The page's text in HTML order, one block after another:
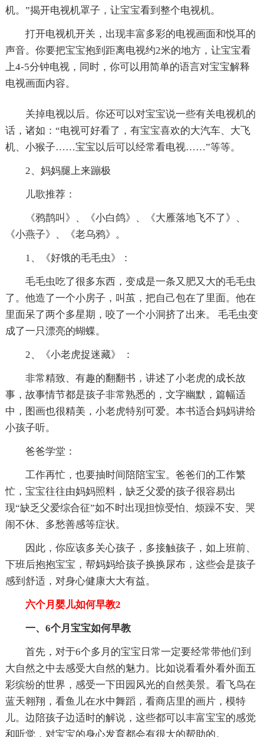
机。”揭开电视机罩子，让宝宝看到整个电视机。
打开电视机开关，出现丰富多彩的电视画面和悦耳的
声音。你要把宝宝抱到距离电视约2米的地方，让宝宝看
上4-5分钟电视，同时，你可以用简单的语言对宝宝解释
电视画面内容。
关掉电视以后。你还可以对宝宝说一些有关电视机的
话，诸如：“电视可好看了，有宝宝喜欢的大汽车、大飞
机、小猴子……宝宝以后可以经常看电视……”等等。
2、妈妈腿上来蹦极
儿歌推荐：
《鸦鹊叫》、《小白鸽》、《大雁落地飞不了》、
《小燕子》、《老乌鸦》。
1、《好饿的毛毛虫》：
毛毛虫吃了很多东西，变成是一条又肥又大的毛毛虫
了。他造了一个小房子，叫茧，把自己包在了里面。他在
里面呆了两个多星期，咬了一个小洞挤了出来。 毛毛虫变
成了一只漂亮的蝴蝶。
2、《小老虎捉迷藏》 ：
非常精致、有趣的翻翻书，讲述了小老虎的成长故
事，故事情节都是孩子非常熟悉的，文字幽默，篇幅适
中，图画也很精美，小老虎特别可爱。本书适合妈妈讲给
小孩子听。
爸爸学堂：
工作再忙，也要抽时间陪陪宝宝。爸爸们的工作繁
忙，宝宝往往由妈妈照料，缺乏父爱的孩子很容易出
现“缺乏父爱综合征”如不时出现担惊受怕、烦躁不安、哭
闹不休、多愁善感等症状。
因此，你应该多关心孩子，多接触孩子，如上班前、
下班后抱抱宝宝，帮妈妈给孩子换换尿布，这些会是孩子
感到舒适，对身心健康大大有益。
六个月婴儿如何早教2
一、6个月宝宝如何早教
首先，对于6个多月的宝宝日常一定要经常带他们到
大自然之中去感受大自然的魅力。比如说看看外看外面五
彩缤纷的世界，感受一下田园风光的自然美景。看飞鸟在
蓝天翱翔，看鱼儿在水中舞蹈，看商店里的画片，模特
儿。边陪孩子边适时的解说，这些都可以丰富宝宝的感觉
和听觉，对宝宝的身心发育都会有很大的帮助的。